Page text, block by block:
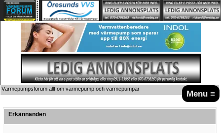
Menu ≡
Värmepumpsforum allt om värmepump och värmepumpar
Erkännanden